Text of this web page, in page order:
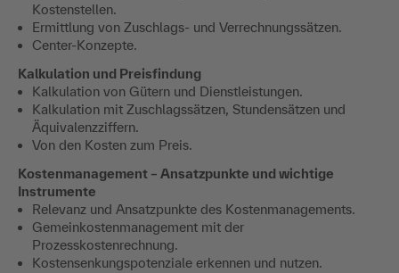
Kostenstellen.
Ermittlung von Zuschlags- und Verrechnungssätzen.
Center-Konzepte.
Kalkulation und Preisfindung
Kalkulation von Gütern und Dienstleistungen.
Kalkulation mit Zuschlagssätzen, Stundensätzen und
Äquivalenzziffern.
Von den Kosten zum Preis.
Kostenmanagement – Ansatzpunkte und wichtige
Instrumente
Relevanz und Ansatzpunkte des Kostenmanagements.
Gemeinkostenmanagement mit der
Prozesskostenrechnung.
Kostensenkungspotenziale erkennen und nutzen.